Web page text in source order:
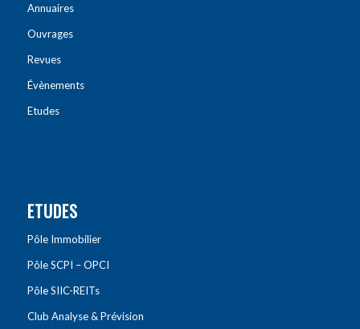
Annuaires
Ouvrages
Revues
Évènements
Etudes
ETUDES
Pôle Immobilier
Pôle SCPI – OPCI
Pôle SIIC-REITs
Club Analyse & Prévision